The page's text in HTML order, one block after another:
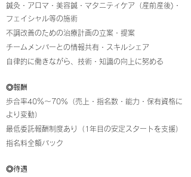
鍼灸・アロマ・美容鍼・マタニティケア（産前産後)・
フェイシャル等の施術
不調改善のための治療計画の立案・提案
チームメンバーとの情報共有・スキルシェア
自律的に働きながら、技術・知識の向上に努める
◎報酬
歩合率40％〜70%（売上・指名数・能力・保有資格に
より変動）
最低委託報酬制度あり（1年目の安定スタートを支援）
指名料全額バック
◎待遇